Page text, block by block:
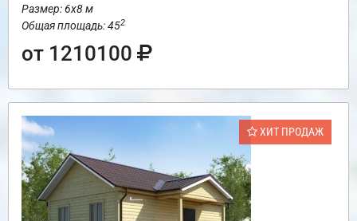
Размер: 6х8 м
Общая площадь: 452
от 1210100
ХИТ ПРОДАЖ